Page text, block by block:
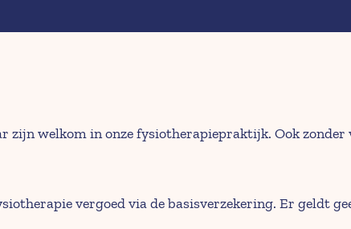
zijn welkom in onze fysiotherapiepraktijk. Ook
vergoed via de basisverzekering. Er geldt